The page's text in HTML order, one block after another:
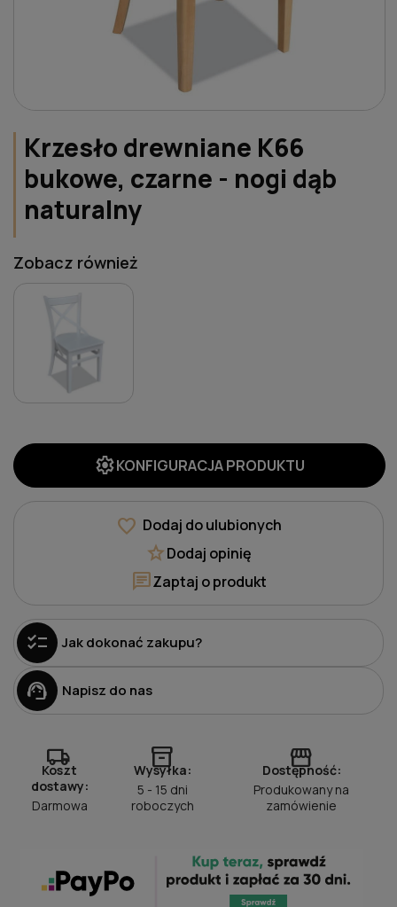
Krzesło drewniane K66
bukowe, czarne - nogi dąb
naturalny
Zobacz również
settingsKONFIGURACJA PRODUKTU
favorite Dodaj do ulubionych
starDodaj opinię
chatZaptaj o produkt
checklist Jak dokonać zakupu?
support_agent Napisz do nas
local_shipping
Koszt
dostawy:
Darmowa
inventory_2
Wysyłka:
5 - 15 dni
roboczych
storefront
Dostępność:
Produkowany na
zamówienie